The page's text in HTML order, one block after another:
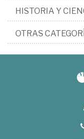
HISTORIA Y
OTRAS